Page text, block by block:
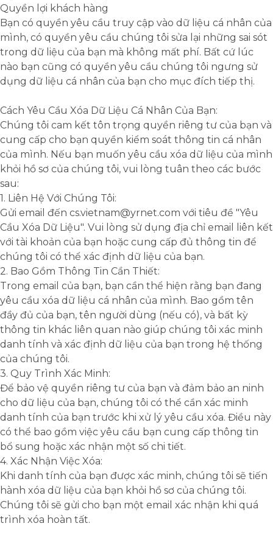
Quyền lợi khách hàng
Bạn có quyền yêu cầu truy cập vào dữ liệu cá nhân của
mình, có quyền yêu cầu chúng tôi sửa lại những sai sót
trong dữ liệu của bạn mà không mất phí. Bất cứ lúc
nào bạn cũng có quyền yêu cầu chúng tôi ngưng sử
dụng dữ liệu cá nhân của bạn cho mục đích tiếp thị.
Cách Yêu Cầu Xóa Dữ Liệu Cá Nhân Của Bạn:
Chúng tôi cam kết tôn trọng quyền riêng tư của bạn và
cung cấp cho bạn quyền kiểm soát thông tin cá nhân
của mình. Nếu bạn muốn yêu cầu xóa dữ liệu của mình
khỏi hồ sơ của chúng tôi, vui lòng tuân theo các bước
sau:
1. Liên Hệ Với Chúng Tôi:
Gửi email đến cs.vietnam@yrnet.com với tiêu đề "Yêu
Cầu Xóa Dữ Liệu". Vui lòng sử dụng địa chỉ email liên kết
với tài khoản của bạn hoặc cung cấp đủ thông tin để
chúng tôi có thể xác định dữ liệu của bạn.
2. Bao Gồm Thông Tin Cần Thiết:
Trong email của bạn, bạn cần thể hiện rằng bạn đang
yêu cầu xóa dữ liệu cá nhân của mình. Bao gồm tên
đầy đủ của bạn, tên người dùng (nếu có), và bất kỳ
thông tin khác liên quan nào giúp chúng tôi xác minh
danh tính và xác định dữ liệu của bạn trong hệ thống
của chúng tôi.
3. Quy Trình Xác Minh:
Để bảo vệ quyền riêng tư của bạn và đảm bảo an ninh
cho dữ liệu của bạn, chúng tôi có thể cần xác minh
danh tính của bạn trước khi xử lý yêu cầu xóa. Điều này
có thể bao gồm việc yêu cầu bạn cung cấp thông tin
bổ sung hoặc xác nhận một số chi tiết.
4. Xác Nhận Việc Xóa:
Khi danh tính của bạn được xác minh, chúng tôi sẽ tiến
hành xóa dữ liệu của bạn khỏi hồ sơ của chúng tôi.
Chúng tôi sẽ gửi cho bạn một email xác nhận khi quá
trình xóa hoàn tất.